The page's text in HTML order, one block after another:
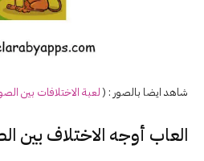
شاهد ايضا بالصور : (لعبة الاختلافات بين
العاب أوجه الاختلاف بين